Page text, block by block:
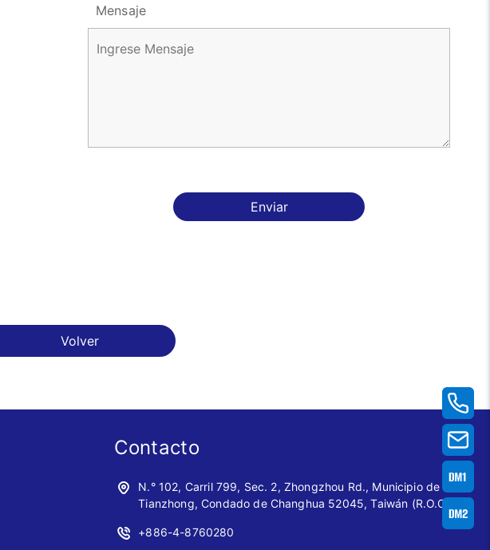
Mensaje
Enviar
Volver
Contacto
N.° 102, Carril 799, Sec. 2, Zhongzhou Rd., Municipio de
Tianzhong, Condado de Changhua 52045, Taiwán (R.O.C.)
+886-4-8760280